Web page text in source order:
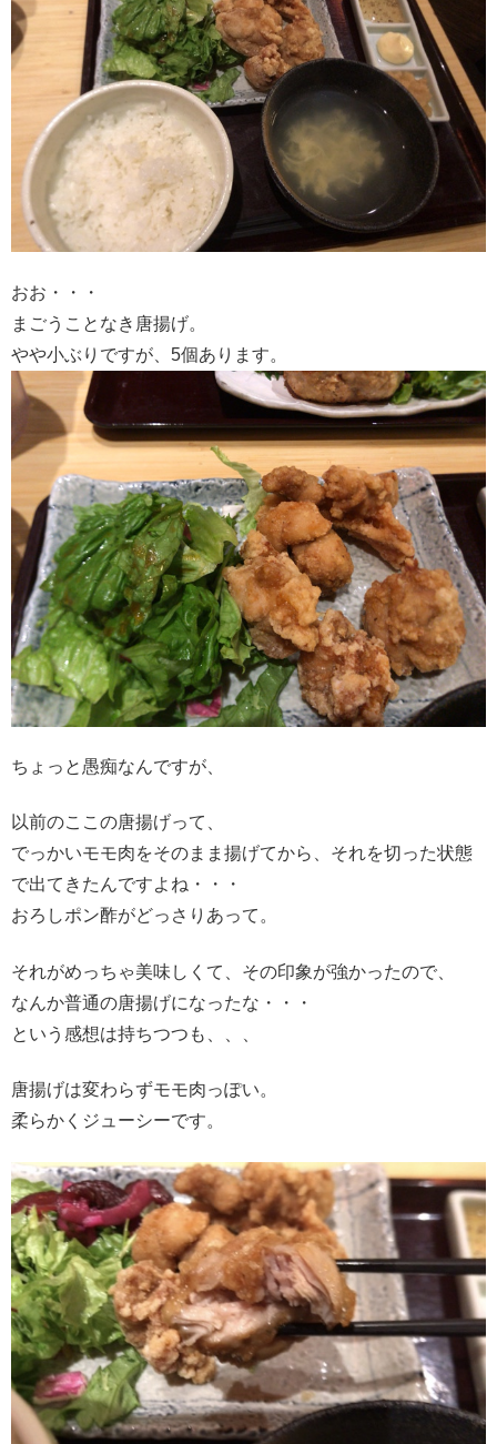
おお・・・
まごうことなき唐揚げ。
やや小ぶりですが、5個あります。
ちょっと愚痴なんですが、
以前のここの唐揚げって、
でっかいモモ肉をそのまま揚げてから、それを切った状態
で出てきたんですよね・・・
おろしポン酢がどっさりあって。
それがめっちゃ美味しくて、その印象が強かったので、
なんか普通の唐揚げになったな・・・
という感想は持ちつつも、、、
唐揚げは変わらずモモ肉っぽい。
柔らかくジューシーです。